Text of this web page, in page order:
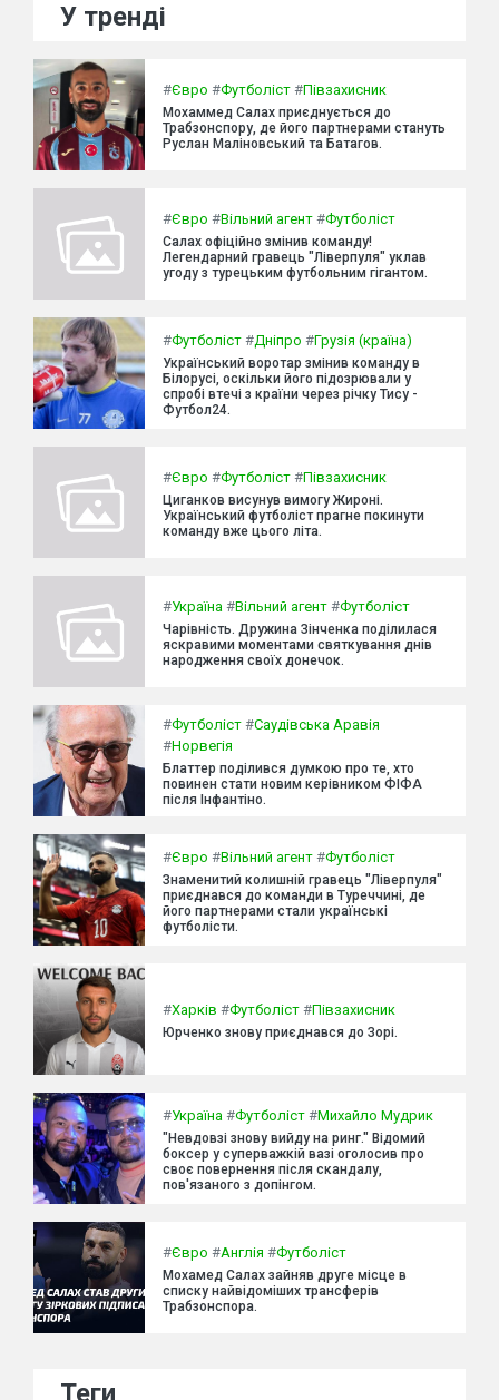
У тренді
#Євро #Футболіст #Півзахисник
Мохаммед Салах приєднується до
Трабзонспору, де його партнерами стануть
Руслан Маліновський та Батагов.
#Євро #Вільний агент #Футболіст
Салах офіційно змінив команду!
Легендарний гравець "Ліверпуля" уклав
угоду з турецьким футбольним гігантом.
#Футболіст #Дніпро #Грузія (країна)
Український воротар змінив команду в
Білорусі, оскільки його підозрювали у
спробі втечі з країни через річку Тису -
Футбол24.
#Євро #Футболіст #Півзахисник
Циганков висунув вимогу Жироні.
Український футболіст прагне покинути
команду вже цього літа.
#Україна #Вільний агент #Футболіст
Чарівність. Дружина Зінченка поділилася
яскравими моментами святкування днів
народження своїх донечок.
#Футболіст #Саудівська Аравія
#Норвегія
Блаттер поділився думкою про те, хто
повинен стати новим керівником ФІФА
після Інфантіно.
#Євро #Вільний агент #Футболіст
Знаменитий колишній гравець "Ліверпуля"
приєднався до команди в Туреччині, де
його партнерами стали українські
футболісти.
#Харків #Футболіст #Півзахисник
Юрченко знову приєднався до Зорі.
#Україна #Футболіст #Михайло Мудрик
"Невдовзі знову вийду на ринг." Відомий
боксер у суперважкій вазі оголосив про
своє повернення після скандалу,
пов'язаного з допінгом.
#Євро #Англія #Футболіст
Мохамед Салах зайняв друге місце в
списку найвідоміших трансферів
Трабзонспора.
Теги